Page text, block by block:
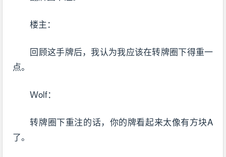
楼主：
回顾这手牌后，我认为我应该在转牌圈下得重一
点。
Ｗolf：
转牌圈下重注的话，你的牌看起来太像有方块A
了。